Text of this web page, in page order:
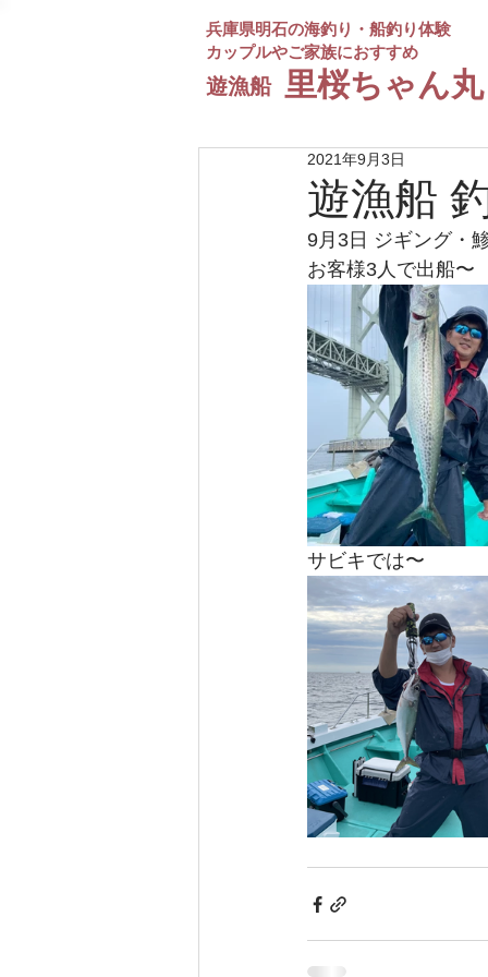
兵庫県明石の海釣り・船釣り体験
カップルやご家族におすすめ
遊漁船 ​里桜ちゃん丸
遊漁船
2021年9月3日
9月3日 ジギング・
お客様3人で出船〜
サビキでは〜